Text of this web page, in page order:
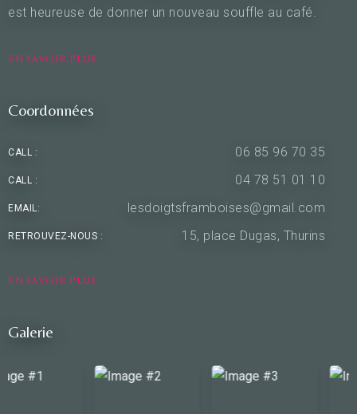
est heureuse de donner un nouveau souffle au café.
EN SAVOIR PLUS
Coordonnées
CALL : 06 85 96 70 35
CALL : 04 78 51 01 10
EMAIL: lesdoigtsframboises@gmail.com
RETROUVEZ-NOUS : 15, place Dugas, Thurins
EN SAVOIR PLUS
Galerie